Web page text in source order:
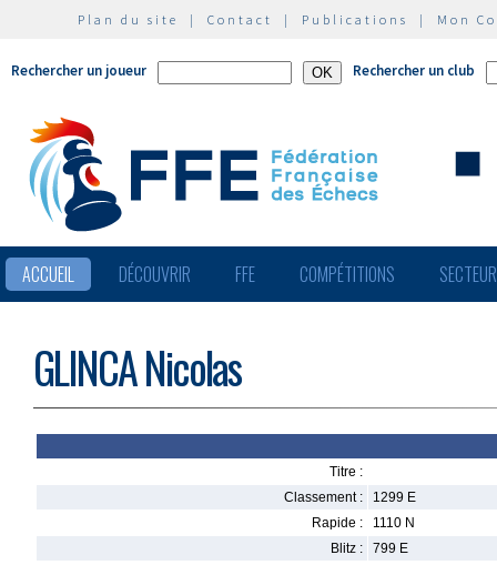
Plan du site | Contact | Publications | Mon
Rechercher un joueur Rechercher un club
ACCUEIL DÉCOUVRIR FFE COMPÉTITIONS
GLINCA Nicolas
Titre :
Classement :
1299 E
Rapide :
1110 N
Blitz :
799 E